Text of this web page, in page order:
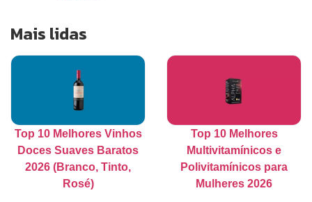
Mais lidas
Top 10 Melhores Vinhos
Doces Suaves Baratos
2026 (Branco, Tinto,
Rosé)
Top 10 Melhores
Multivitamínicos e
Polivitamínicos para
Mulheres 2026